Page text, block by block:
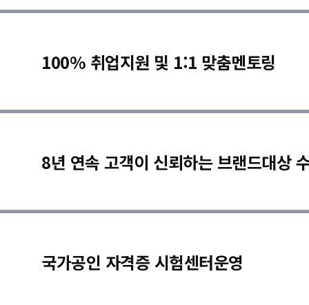
100% 취업지원 및 1:1 맞춤멘토링
8년 연속 고객이 신뢰하는 브랜드대상
국가공인 자격증 시험센터운영